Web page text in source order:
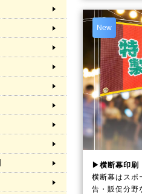
New
▶横断幕印
横断幕はスポ
告・販促分野